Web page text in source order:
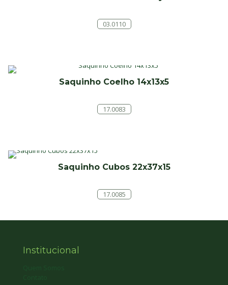
03.0110
Saquinho Coelho 14x13x5
17.0083
Saquinho Cubos 22x37x15
17.0085
Institucional